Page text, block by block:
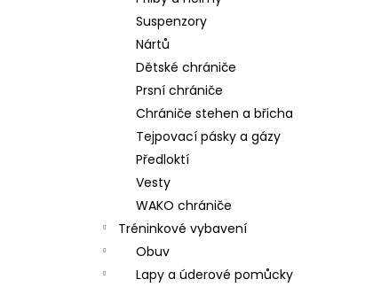
Suspenzory
Nártů
Dětské chrániče
Prsní chrániče
Chrániče stehen a břicha
Tejpovací pásky a gázy
Předloktí
Vesty
WAKO chrániče
Tréninkové vybavení
Obuv
Lapy a úderové pomůcky